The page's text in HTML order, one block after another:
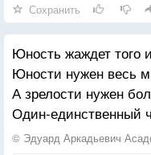
Да, жизнь
Что в крайности не
Ведь каждая
Еще дороже в
Не прячьте от людей
Живите так, чтоб
Сохранить
Юность жаждет того
Юности нужен весь
А зрелости нужен
Один-единственный
© Эдуард Аркадьевич